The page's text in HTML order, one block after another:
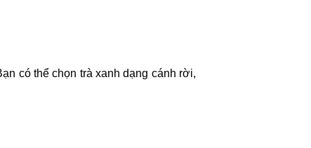
có thể chọn trà xanh dạng cánh rời,